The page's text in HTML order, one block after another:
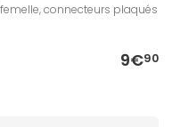
connecteurs plaqués
9€90